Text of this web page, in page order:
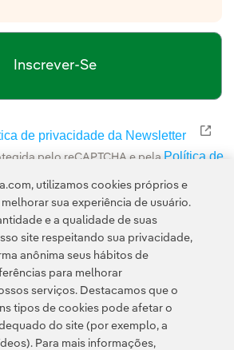
Inscrever-Se
de privacidade da Newsletter Link
pelo reCAPTCHA e pela Política de
Política de Privacidade Informação legal
Política de cookies Configuração de cookies
Canal de denúncias
utilizamos cookies próprios e
sua experiência de usuário.
e a qualidade de suas
site respeitando sua privacidade,
anônima seus hábitos de
para melhorar
serviços. Destacamos que o
tipos de cookies pode afetar o
do site (por exemplo, a
Para mais informações,